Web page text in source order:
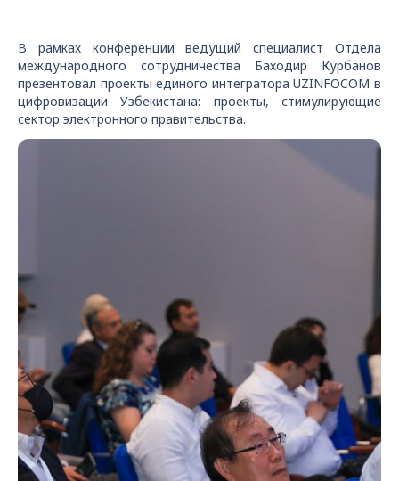
В рамках конференции ведущий специалист Отдела
международного сотрудничества Баходир Курбанов
презентовал проекты единого интегратора UZINFOCOM в
цифровизации Узбекистана: проекты, стимулирующие
сектор электронного правительства.